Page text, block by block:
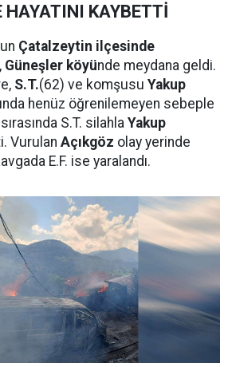
HAYATINI KAYBETTİ
Çatalzeytin ilçesinde
, Güneşler köyünde meydana geldi.
S.T.(62) ve komşusu Yakup
henüz öğrenilemeyen sebeple
S.T. silahla Yakup
Vurulan Açıkgöz olay yerinde
E.F. ise yaralandı.